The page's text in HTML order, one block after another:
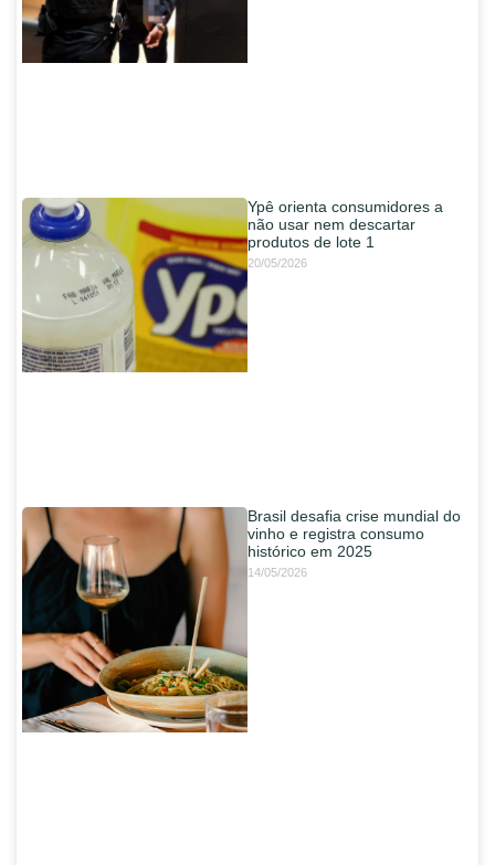
Ypê orienta consumidores a
não usar nem descartar
produtos de lote 1
20/05/2026
Brasil desafia crise mundial do
vinho e registra consumo
histórico em 2025
14/05/2026